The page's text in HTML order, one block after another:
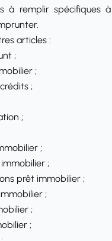
à remplir spécifiques
articles :
;
;
;
;
;
;
prêt immobilier ;
;
;
;